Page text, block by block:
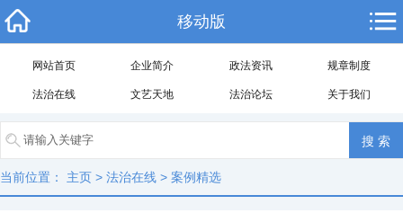
移动版
网站首页 企业简介 政法资讯 规章制度
法治在线 文艺天地 法治论坛 关于我们
当前位置： 主页 > 法治在线 > 案例精选